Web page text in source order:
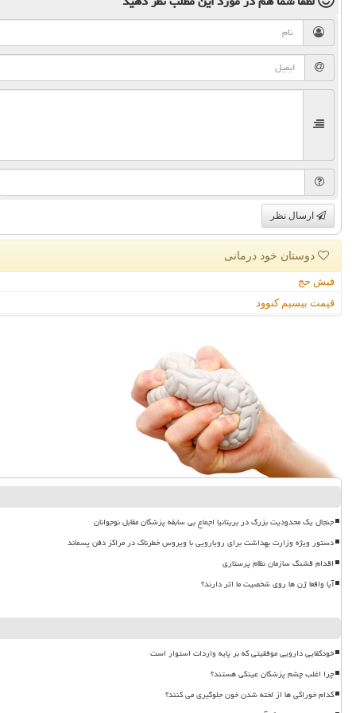
ارسال نظر
دوستان خود درمانی
فیش حج
قیمت بیسیم کنوود
جنجال یک محدودیت بزرگ در بریتانیا اجماع بی سابقه پزشکان مقابل نوجوانان
دستور ویژه وزارت بهداشت برای رویارویی با ویروس خطرناک در مراکز دفن پسماند
اقدام قشنگ سازمان نظام پرستاری
آیا واقعا ژن ها روی شخصیت ما اثر دارند؟
خودکفایی دارویی موفقیتی که بر پایه واردات استوار است
چرا اغلب چشم پزشکان عینکی هستند؟
کدام خوراکی ها از لخته شدن خون جلوگیری می کنند؟